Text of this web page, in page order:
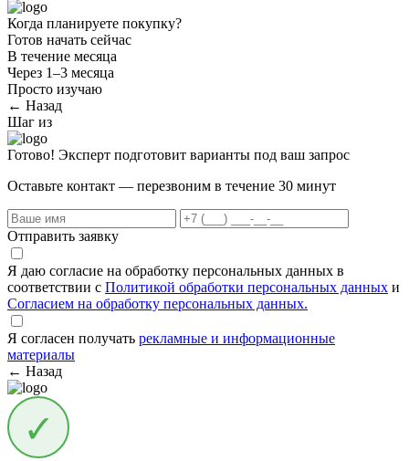
Когда планируете покупку?
Готов начать сейчас
В течение месяца
Через 1–3 месяца
Просто изучаю
← Назад
Шаг из
Готово! Эксперт подготовит варианты под ваш запрос
Оставьте контакт — перезвоним в течение 30 минут
Отправить заявку
Я даю согласие на обработку персональных данных в
соответствии с Политикой обработки персональных данных и
Согласием на обработку персональных данных.
Я согласен получать рекламные и информационные
материалы
← Назад